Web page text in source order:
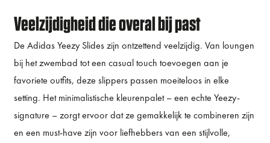
Veelzijdigheid die overal bij past
De Adidas Yeezy Slides zijn ontzettend veelzijdig. Van loungen
bij het zwembad tot een casual touch toevoegen aan je
favoriete outfits, deze slippers passen moeiteloos in elke
setting. Het minimalistische kleurenpalet – een echte Yeezy-
signature – zorgt ervoor dat ze gemakkelijk te combineren zijn
en een must-have zijn voor liefhebbers van een stijlvolle,